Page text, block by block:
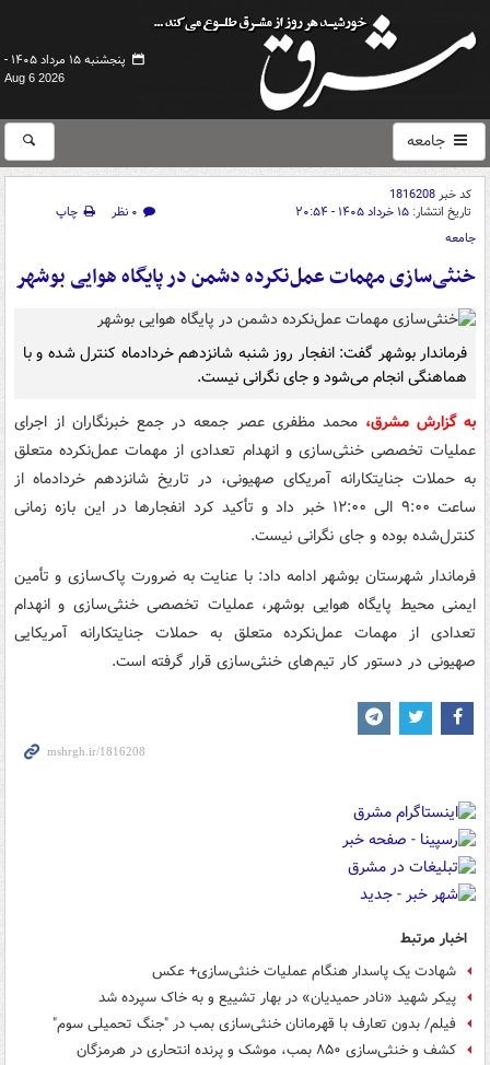
پنجشنبه ۱۵ مرداد ۱۴۰۵ -
Aug 6 2026
جامعه
کد خبر1816208
تاریخ انتشار: ۱۵ خرداد ۱۴۰۵ - ۲۰:۵۴ ۰ نظر
چاپ
جامعه
خنثی‌سازی مهمات عمل‌نکرده دشمن در پایگاه هوایی بوشهر
فرماندار بوشهر گفت: انفجار روز شنبه شانزدهم خردادماه کنترل شده و با
هماهنگی انجام می‌شود و جای نگرانی نیست.
به گزارش مشرق، محمد مظفری عصر جمعه در جمع خبرنگاران از اجرای
عملیات تخصصی خنثی‌سازی و انهدام تعدادی از مهمات عمل‌نکرده متعلق
به حملات جنایتکارانه آمریکای صهیونی، در تاریخ شانزدهم خردادماه از
ساعت ۹:۰۰ الی ۱۲:۰۰ خبر داد و تأکید کرد انفجارها در این بازه زمانی
کنترل‌شده بوده و جای نگرانی نیست.
فرماندار شهرستان بوشهر ادامه داد: با عنایت به ضرورت پاک‌سازی و تأمین
ایمنی محیط پایگاه هوایی بوشهر، عملیات تخصصی خنثی‌سازی و انهدام
تعدادی از مهمات عمل‌نکرده متعلق به حملات جنایتکارانه آمریکایی
صهیونی در دستور کار تیم‌های خنثی‌سازی قرار گرفته است.
اخبار مرتبط
شهادت یک پاسدار هنگام عملیات خنثی‌سازی+ عکس
پیکر شهید «نادر حمیدیان» در بهار تشییع و به خاک سپرده شد
فیلم/ بدون تعارف با قهرمانان خنثی‌سازی بمب در "جنگ تحمیلی سوم"
کشف و خنثی‌سازی ۸۵۰ بمب، موشک و پرنده انتحاری در هرمزگان